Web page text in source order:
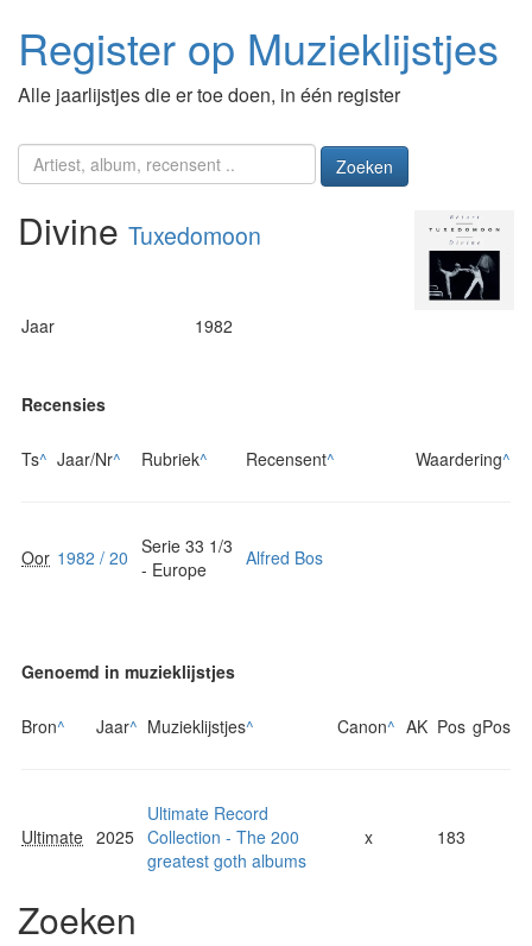
Register op Muzieklijstjes
Alle jaarlijstjes die er toe doen, in één register
Zoeken
Divine Tuxedomoon
Jaar 1982
Recensies
Ts^ Jaar/Nr^ Rubriek^ Recensent^ Waardering^
Oor 1982 / 20 Serie 33 1/3
- Europe
Alfred Bos
Genoemd in muzieklijstjes
Bron^ Jaar^ Muzieklijstjes^ Canon^ AK Pos gPos
Ultimate 2025
Ultimate Record
Collection - The 200
greatest goth albums
x 183
Zoeken